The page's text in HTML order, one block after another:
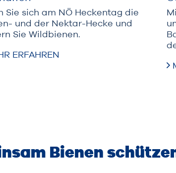
Sie sich am NÖ Heckentag die
und der Nektar-Hecke und
Sie Wildbienen.
ERFAHREN
Bienen